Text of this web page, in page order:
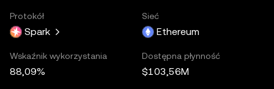
Protokół
Spark
Sieć
Ethereum
Wskaźnik wykorzystania
88,09%
Dostępna płynność
$103,56M